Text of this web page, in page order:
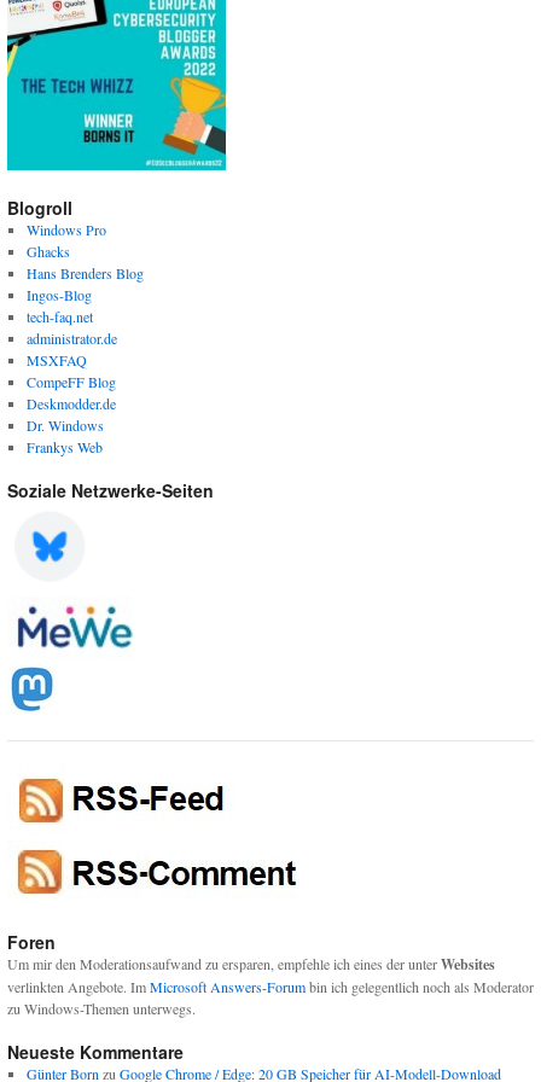
Blogroll
Windows Pro
Ghacks
Hans Brenders Blog
Ingos-Blog
tech-faq.net
administrator.de
MSXFAQ
CompeFF Blog
Deskmodder.de
Dr. Windows
Frankys Web
Soziale Netzwerke-Seiten
Foren
Um mir den Moderationsaufwand zu ersparen, empfehle ich eines der unterWebsites
verlinkten Angebote. ImMicrosoft Answers-Forumbin ich gelegentlich noch als Moderator
zu Windows-Themen unterwegs.
Neueste Kommentare
Günter Born zu Google Chrome / Edge: 20 GB Speicher für AI-Modell-Download